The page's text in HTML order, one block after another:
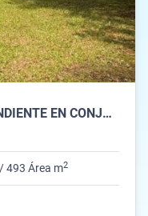
VENDO CASA EN LOTE INDEPENDIENTE EN CONJUNTO EN LA VIA GUAYMARAL
493 Área m2